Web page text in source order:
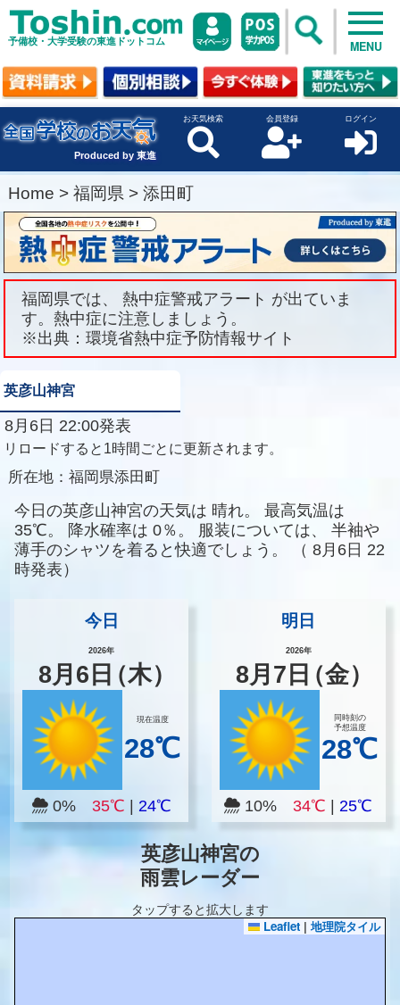
予備校・大学受験の東進ドットコム MENU
Produced by 東進
お天気検索 会員登録 ログイン
Home > 福岡県 > 添田町
福岡県では、 熱中症警戒アラート が出ていま
す。熱中症に注意しましょう。
※出典：環境省熱中症予防情報サイト
英彦山神宮
8月6日 22:00発表
リロードすると1時間ごとに更新されます。
所在地： 福岡県添田町
今日の英彦山神宮の天気は 晴れ。
最高気温は
35℃。
降水確率は 0％。 服装については、
半袖や
薄手のシャツを着ると快適でしょう。
（ 8月6日 22
時発表）
今日
2026年
8月 6 日（木）
現在温度
28℃
0% 35℃ 24℃
明日
2026年
8月 7 日（金）
同時刻の
予想温度
28℃
10%34℃ |25℃
英彦山神宮の
雨雲レーダー
タップすると拡大します
Leaflet | 地理院タイル